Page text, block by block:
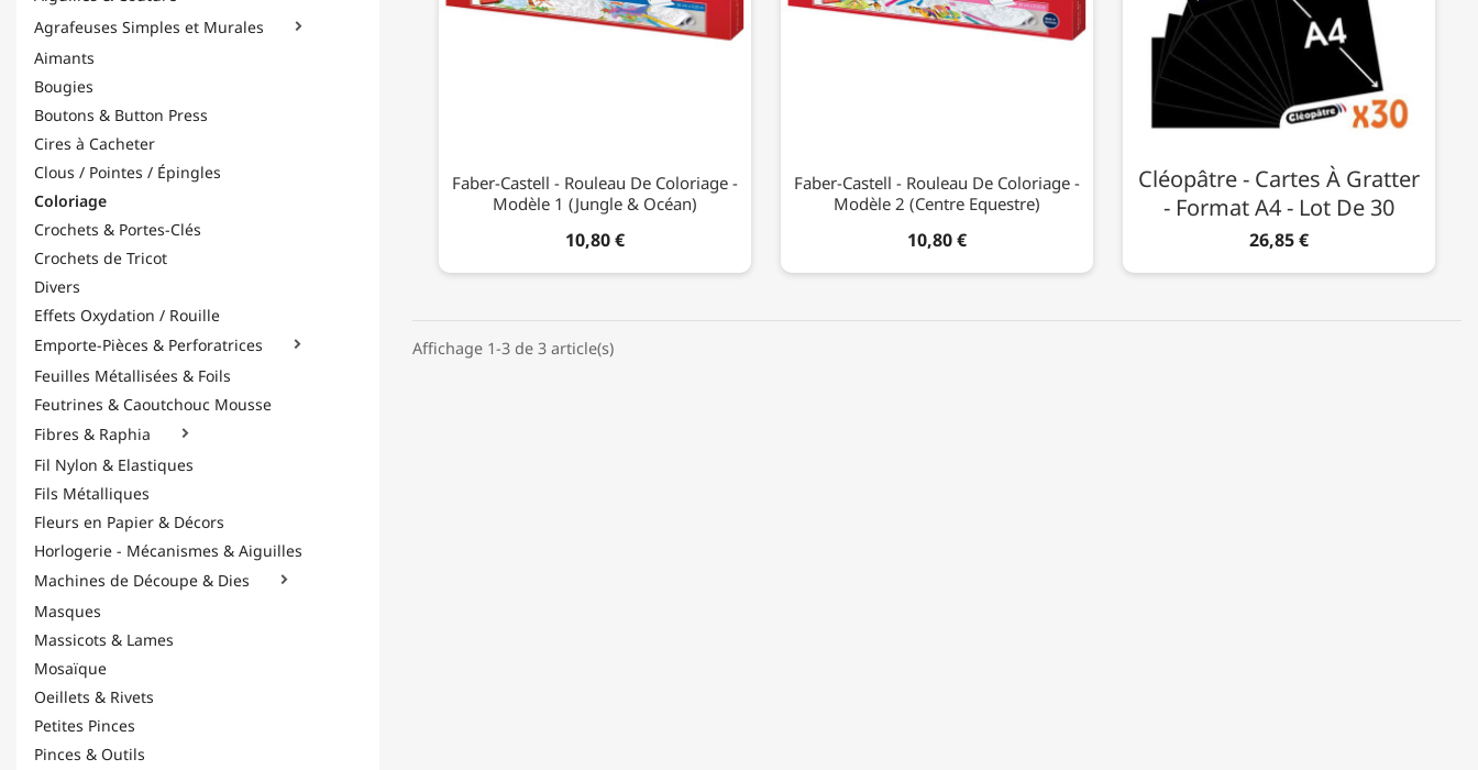
Agrafeuses Simples et Murales 
Aimants
Bougies
Boutons & Button Press
Cires à Cacheter
Clous / Pointes / Épingles
Coloriage
Crochets & Portes-Clés
Crochets de Tricot
Divers
Effets Oxydation / Rouille
Emporte-Pièces & Perforatrices

Feuilles Métallisées & Foils
Feutrines & Caoutchouc Mousse
Fibres & Raphia

Fil Nylon & Elastiques
Fils Métalliques
Fleurs en Papier & Décors
Horlogerie - Mécanismes & Aiguilles
Machines de Découpe & Dies

Masques
Massicots & Lames
Mosaïque
Oeillets & Rivets
Petites Pinces
Pinces & Outils
Faber-Castell - Rouleau De Coloriage -
Modèle 1 (Jungle & Océan)
10,80 €
Faber-Castell - Rouleau De Coloriage -
Modèle 2 (Centre Equestre)
10,80 €
Cléopâtre - Cartes À Gratter
- Format A4 - Lot De 30
26,85 €
Affichage 1-3 de 3 article(s)